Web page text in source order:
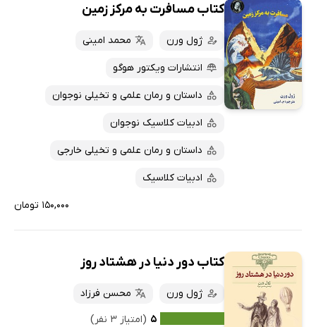
کتاب مسافرت به مرکز زمین
ژول ورن محمد امینی
انتشارات ویکتور هوگو
داستان و رمان علمی و تخیلی نوجوان
ادبیات کلاسیک نوجوان
داستان و رمان علمی و تخیلی خارجی
ادبیات کلاسیک
۱۵۰,۰۰۰ تومان
کتاب دور دنیا در هشتاد روز
ژول ورن
محسن فرزاد
۵ (امتیاز ۳ نفر)